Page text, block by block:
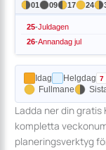
01 09 17 24
25-Juldagen
26-Annandag jul
Idag Helgdag
Fullmane
Ladda ner din gratis
kompletta
planeringsverktyg